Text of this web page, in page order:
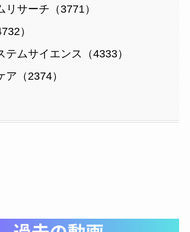
リサーチ（3771）
）
テムサイエンス（4333）
ア（2374）